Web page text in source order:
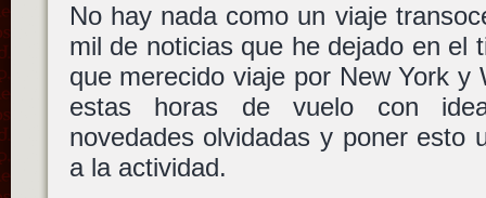
No hay nada como un viaje
mil de noticias que he dejado en el
que merecido viaje por New York y
estas horas de vuelo con
novedades olvidadas y poner
a la actividad.